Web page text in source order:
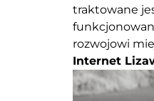
traktowane
rozwojowi
Internet